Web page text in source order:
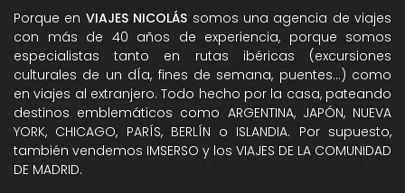
Porque en VIAJES NICOLÁS somos una agencia de viajes
con más de 40 años de experiencia, porque somos
especialistas tanto en rutas ibéricas (excursiones
culturales de un dÍa, fines de semana, puentes...) como
en viajes al extranjero. Todo hecho por la casa, pateando
destinos emblemáticos como ARGENTINA, JAPÓN, NUEVA
YORK, CHICAGO, PARÍS, BERLÍN o ISLANDIA. Por supuesto,
también vendemos IMSERSO y los VIAJES DE LA COMUNIDAD
DE MADRID.